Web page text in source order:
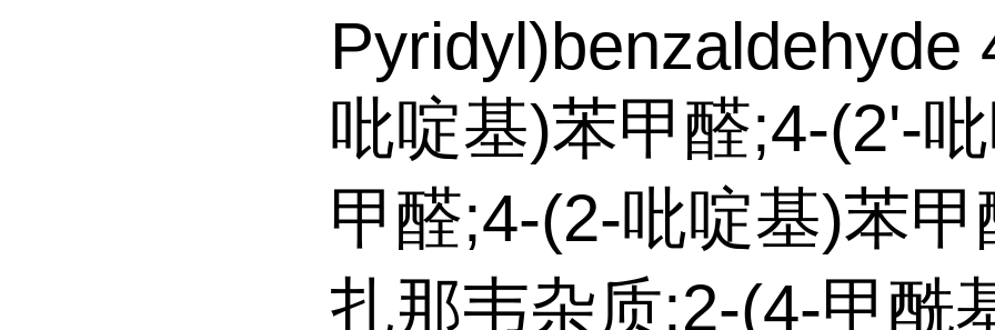
Pyridyl)benzaldehyde
吡啶基)苯甲醛;4-(2'-
甲醛;4-(2-吡啶基)苯
扎那韦杂质;2-(4-甲酰